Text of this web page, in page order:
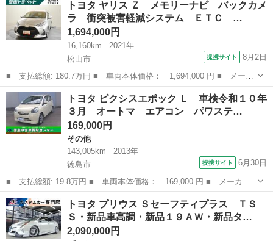
ーナビ バックカメラ 衝突被害軽減システム ＥＴＣ ドラレコ
ＬＥＤヘ...
トヨタ ヤリス Ｚ メモリーナビ バックカメ
ラ 衝突被害軽減システム ＥＴＣ …
1,694,000円
16,160km
2021年
松山市
提携サイト 8月2日
■ 支払総額: 180.7万円 ■ 車両本体価格： 1,694,000 円 ■ メーカ
ー名： トヨタ ■ 車種名： ヤリス ■ グレード名： Ｚ メモリ
ーナビ バックカメラ 衝突被害軽減システム ＥＴＣ ドラレコ
ＬＥＤヘ...
愛媛 松山市 トヨタ
トヨタ ピクシスエポック Ｌ 車検令和１０年
３月 オートマ エアコン パワステ…
169,000円
その他
143,005km
2013年
徳島市
提携サイト 6月30日
■ 支払総額: 19.8万円 ■ 車両本体価格： 169,000 円 ■ メーカー
名： トヨタ ■ 車種名： ピクシスエポック ■ グレード名：
Ｌ 車検令和１０年３月 オートマ エアコン パワステ パワーウ
ィンドウ ■ ...
徳島 徳島市 その他
トヨタ プリウス Ｓセーフティプラス ＴＳ
Ｓ・新品車高調・新品１９ＡＷ・新品タ…
2,090,000円